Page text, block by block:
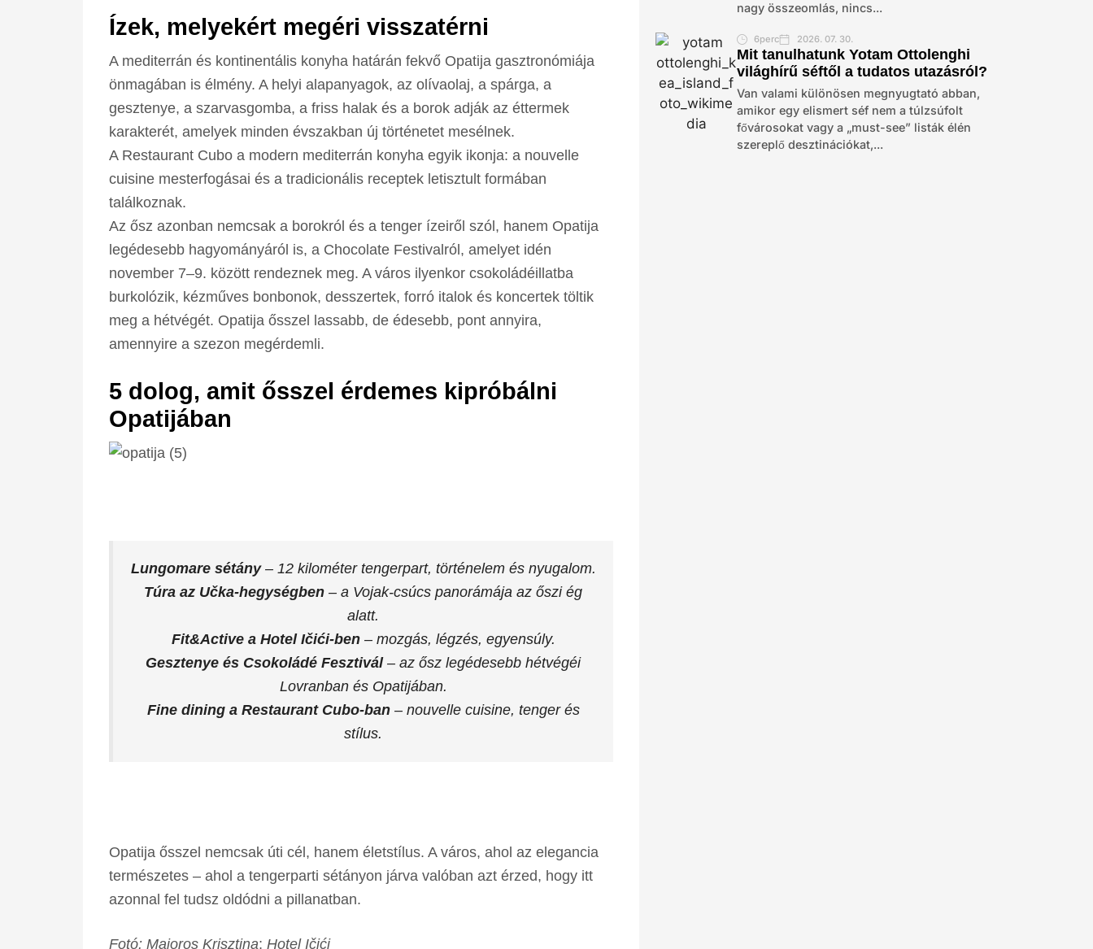
Ízek, melyekért megéri visszatérni
A mediterrán és kontinentális konyha határán fekvő Opatija gasztronómiája
önmagában is élmény. A helyi alapanyagok, az olívaolaj, a spárga, a
gesztenye, a szarvasgomba, a friss halak és a borok adják az éttermek
karakterét, amelyek minden évszakban új történetet mesélnek.
A Restaurant Cubo a modern mediterrán konyha egyik ikonja: a nouvelle
cuisine mesterfogásai és a tradicionális receptek letisztult formában
találkoznak.
Az ősz azonban nemcsak a borokról és a tenger ízeiről szól, hanem Opatija
legédesebb hagyományáról is, a Chocolate Festivalról, amelyet idén
november 7–9. között rendeznek meg. A város ilyenkor csokoládéillatba
burkolózik, kézműves bonbonok, desszertek, forró italok és koncertek töltik
meg a hétvégét. Opatija ősszel lassabb, de édesebb, pont annyira,
amennyire a szezon megérdemli.
5 dolog, amit ősszel érdemes kipróbálni
Opatijában
Lungomare sétány– 12 kilométer tengerpart, történelem és nyugalom.
Túra az Učka-hegységben – a Vojak-csúcs panorámája az őszi ég
alatt.
Fit&Active a Hotel Ičići-ben– mozgás, légzés, egyensúly.
Gesztenye és Csokoládé Fesztivál– az ősz legédesebb hétvégéi
Lovranban és Opatijában.
Fine dining a Restaurant Cubo-ban– nouvelle cuisine, tenger és
stílus.
Opatija ősszel nemcsak úti cél, hanem életstílus. A város, ahol az elegancia
természetes – ahol a tengerparti sétányon járva valóban azt érzed, hogy itt
azonnal fel tudsz oldódni a pillanatban.
Fotó: Majoros Krisztina; Hotel Ičići
nagy összeomlás, nincs...
6perc 2026. 07. 30.
Mit tanulhatunk Yotam Ottolenghi
világhírű séftől a tudatos utazásról?
Van valami különösen megnyugtató abban,
amikor egy elismert séf nem a túlzsúfolt
fővárosokat vagy a „must-see” listák élén
szereplő desztinációkat,...